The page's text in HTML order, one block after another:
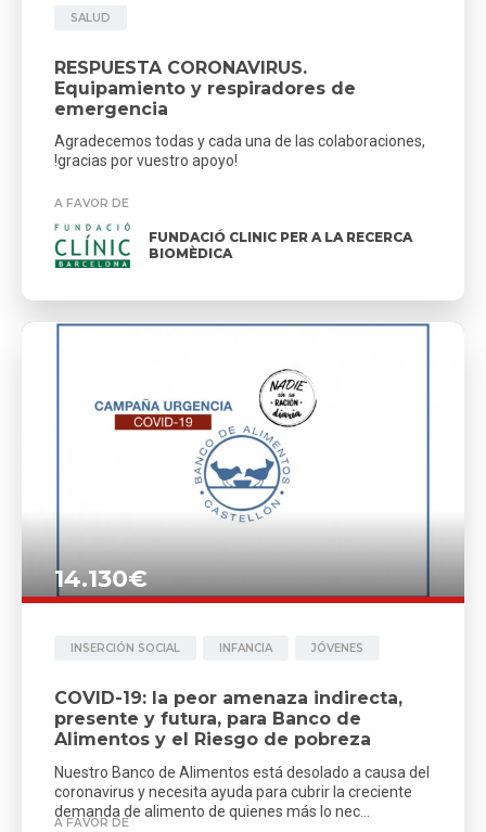
SALUD
RESPUESTA CORONAVIRUS.
Equipamiento y respiradores de
emergencia
Agradecemos todas y cada una de las colaboraciones,
!gracias por vuestro apoyo!
A FAVOR DE
FUNDACIÓ CLINIC PER A LA RECERCA
BIOMÈDICA
14.130€
INSERCIÓN SOCIAL INFANCIA JÓVENES
COVID-19: la peor amenaza indirecta,
presente y futura, para Banco de
Alimentos y el Riesgo de pobreza
Nuestro Banco de Alimentos está desolado a causa del
coronavirus y necesita ayuda para cubrir la creciente
demanda de alimento de quienes más lo nec...
A FAVOR DE